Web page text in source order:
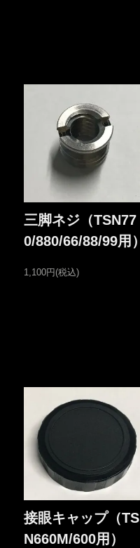
三脚ネジ（TSN77
0/880/66/88/99用）
1,100円(税込)
接眼キャップ（TS
N660M/600用）